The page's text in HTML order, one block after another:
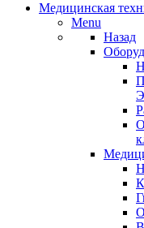
Медицинская
Menu
Назад